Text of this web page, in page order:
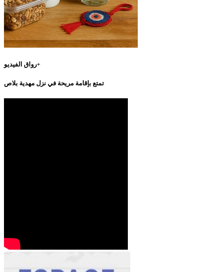
رواق الفيديو+
تمتع بإقامة مريحة في نزل مهدية بلاص